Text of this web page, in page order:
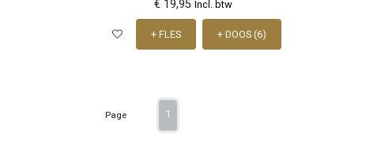
€ 19,95 Incl. btw
+ FLES + DOOS (6)
Page 1